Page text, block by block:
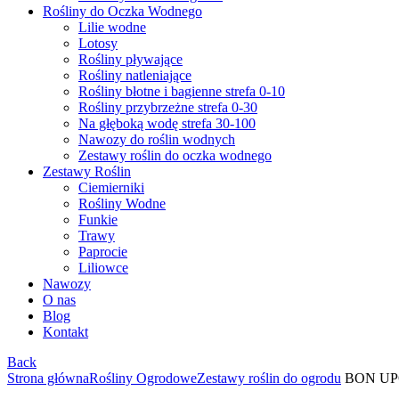
Rośliny do Oczka Wodnego
Lilie wodne
Lotosy
Rośliny pływające
Rośliny natleniające
Rośliny błotne i bagienne strefa 0-10
Rośliny przybrzeżne strefa 0-30
Na głęboką wodę strefa 30-100
Nawozy do roślin wodnych
Zestawy roślin do oczka wodnego
Zestawy Roślin
Ciemierniki
Rośliny Wodne
Funkie
Trawy
Paprocie
Liliowce
Nawozy
O nas
Blog
Kontakt
Back
Strona głównaRośliny OgrodoweZestawy roślin do ogrodu BON